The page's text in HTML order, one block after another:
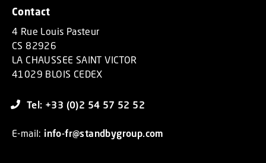
Contact
4 Rue Louis Pasteur
CS 82926
LA CHAUSSEE SAINT VICTOR
41029 BLOIS CEDEX
Tel: +33 (0)2 54 57 52 52
E-mail: info-fr@standbygroup.com